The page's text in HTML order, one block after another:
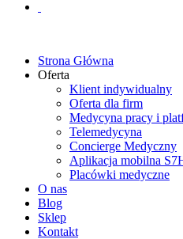
Strona Główna
Oferta
Klient indywidualny
Oferta dla firm
Medycyna pracy i
Telemedycyna
Concierge Medyczny
Aplikacja mobilna
Placówki medyczne
O nas
Blog
Sklep
Kontakt